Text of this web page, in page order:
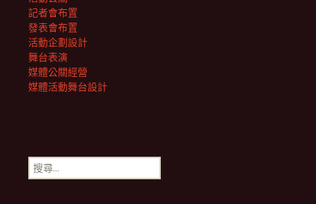
記者會布置
發表會布置
活動企劃設計
舞台表演
媒體公關經營
媒體活動舞台設計
搜
尋